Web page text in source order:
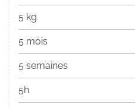
5 kg
5 mois
5 semaines
5h